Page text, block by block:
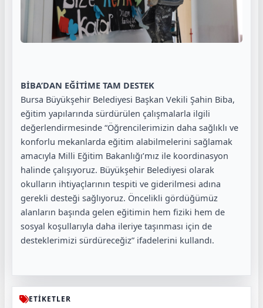
BİBA’DAN EĞİTİME TAM DESTEK
Bursa Büyükşehir Belediyesi Başkan Vekili Şahin Biba,
eğitim yapılarında sürdürülen çalışmalarla ilgili
değerlendirmesinde “Öğrencilerimizin daha sağlıklı ve
konforlu mekanlarda eğitim alabilmelerini sağlamak
amacıyla Milli Eğitim Bakanlığı’mız ile koordinasyon
halinde çalışıyoruz. Büyükşehir Belediyesi olarak
okulların ihtiyaçlarının tespiti ve giderilmesi adına
gerekli desteği sağlıyoruz. Öncelikli gördüğümüz
alanların başında gelen eğitimin hem fiziki hem de
sosyal koşullarıyla daha ileriye taşınması için de
desteklerimizi sürdüreceğiz” ifadelerini kullandı.
ETİKETLER